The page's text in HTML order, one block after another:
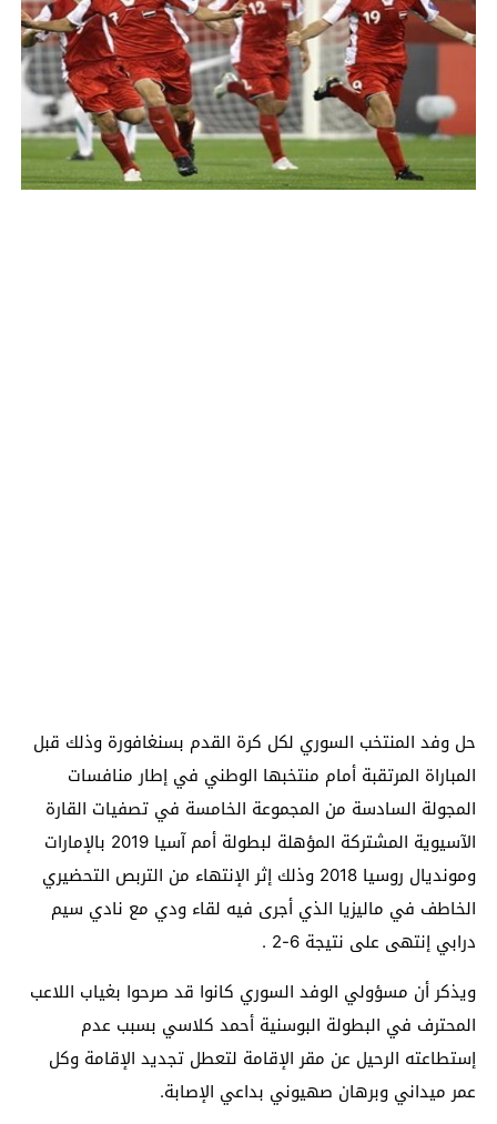
حل وفد المنتخب السوري لكل كرة القدم بسنغافورة وذلك قبل
المباراة المرتقبة أمام منتخبها الوطني في إطار منافسات
المجولة السادسة من المجموعة الخامسة في تصفيات القارة
الآسيوية المشتركة المؤهلة لبطولة أمم آسيا 2019 بالإمارات
ومونديال روسيا 2018 وذلك إثر الإنتهاء من التربص التحضيري
الخاطف في ماليزيا الذي أجرى فيه لقاء ودي مع نادي سيم
درابي إنتهى على نتيجة 6-2 .
ويذكر أن مسؤولي الوفد السوري كانوا قد صرحوا بغياب اللاعب
المحترف في البطولة البوسنية أحمد كلاسي بسبب عدم
إستطاعته الرحيل عن مقر الإقامة لتعطل تجديد الإقامة وكل
عمر ميداني وبرهان صهيوني بداعي الإصابة.